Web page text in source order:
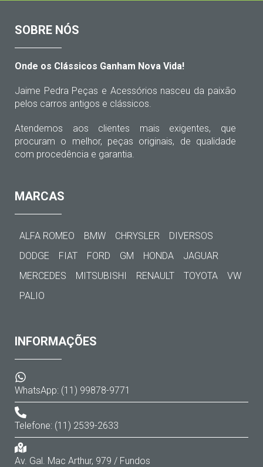
SOBRE NÓS
Onde os Clássicos Ganham Nova Vida!
Jaime Pedra Peças e Acessórios nasceu da paixão
pelos carros antigos e clássicos.
Atendemos aos clientes mais exigentes, que
procuram o melhor, peças originais, de qualidade
com procedência e garantia.
MARCAS
ALFA ROMEO BMW CHRYSLER
DIVERSOS
DODGE
FIAT FORD GM HONDA
JAGUAR
MERCEDES
MITSUBISHI RENAULT TOYOTA
VW
PALIO
INFORMAÇÕES
WhatsApp: (11) 99878-9771
Telefone: (11) 2539-2633
Av. Gal. Mac Arthur, 979 / Fundos